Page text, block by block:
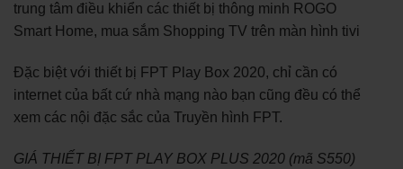
trung tâm điều khiển các thiết bị thông minh ROGO
Smart Home, mua sắm Shopping TV trên màn hình tivi
Đặc biệt với thiết bị FPT Play Box 2020, chỉ cần có
internet của bất cứ nhà mạng nào bạn cũng đều có thể
xem các nội đặc sắc của Truyền hình FPT.
GIÁ THIẾT BỊ FPT PLAY BOX PLUS 2020 (mã S550)